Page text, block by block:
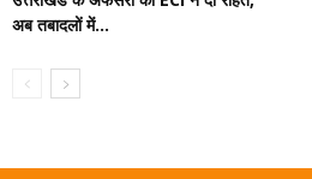
अब तबादलों में...